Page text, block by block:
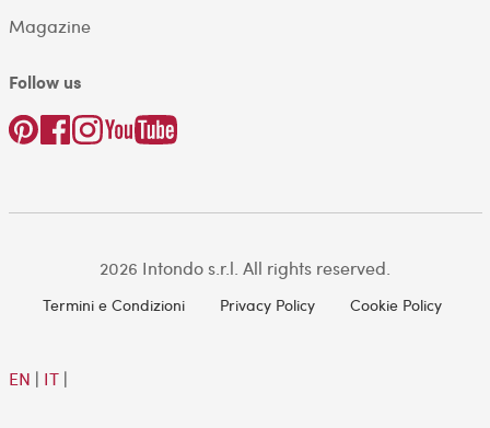
Magazine
Follow us
2026 Intondo s.r.l. All rights reserved.
Termini e Condizioni Privacy Policy Cookie Policy
EN | IT|